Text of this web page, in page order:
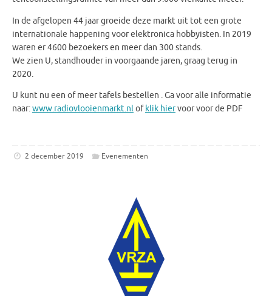
In de afgelopen 44 jaar groeide deze markt uit tot een grote
internationale happening voor elektronica hobbyisten. In 2019
waren er 4600 bezoekers en meer dan 300 stands.
We zien U, standhouder in voorgaande jaren, graag terug in
2020.
U kunt nu een of meer tafels bestellen . Ga voor alle informatie
naar:www.radiovlooienmarkt.nlof klik hiervoor voor de PDF
2 december 2019 Evenementen